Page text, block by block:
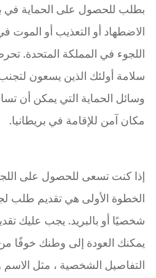
بطلب للحصول على الحماية في
الاضطهاد أو التعذيب أو
اللجوء في المملكة المتحدة.
سلامة أولئك الذين يسعون
وسائل الحماية التي يمكن أن
مكان آمن للإقامة في بريطانيا.
إذا كنت تسعى للحصول على
الخطوة الأولى هي تقديم طلب
شخصيًا أو بالبريد. يجب عليك
يمكنك العودة إلى وطنك خوفًا
التفاصيل الشخصية ، مثل الاسم